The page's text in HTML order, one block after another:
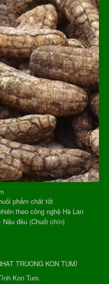
phẩm chất tốt
theo công nghệ Hà Lan
Nâu đều (Chuối chín)
TRUONG KON TUM)
Kon Tum.